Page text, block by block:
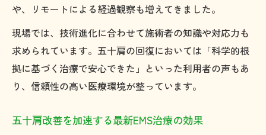
や、リモートによる経過観察も増えてきました。
現場では、技術進化に合わせて施術者の知識や対応力も
求められています。五十肩の回復においては「科学的根
拠に基づく治療で安心できた」といった利用者の声もあ
り、信頼性の高い医療環境が整っています。
五十肩改善を加速する最新EMS治療の効果